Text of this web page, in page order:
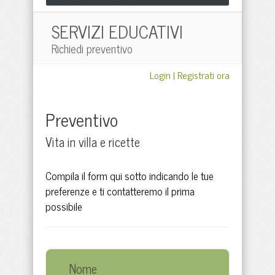
SERVIZI EDUCATIVI
Richiedi preventivo
Login|Registrati ora
Preventivo
Vita in villa e ricette
Compila il form qui sotto indicando le tue
preferenze e ti contatteremo il prima
possibile
Nome